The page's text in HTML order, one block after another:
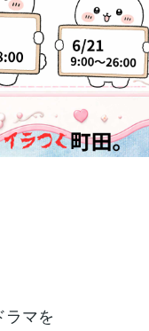
マを